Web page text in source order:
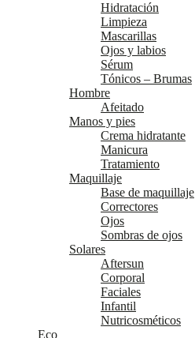
Hidratación
Limpieza
Mascarillas
Ojos y labios
Sérum
Tónicos – Brumas
Hombre
Afeitado
Manos y pies
Crema hidratante
Manicura
Tratamiento
Maquillaje
Base de maquillaje
Correctores
Ojos
Sombras de ojos
Solares
Aftersun
Corporal
Faciales
Infantil
Nutricosméticos
Eco